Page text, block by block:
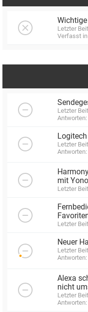
Letzter
Verfasst in
Letzter
Antworten:
Letzter
Antworten:
mit
Letzter
Letzter
Neuer
Letzter
Antworten:
Alexa
nicht
Letzter
Antworten: